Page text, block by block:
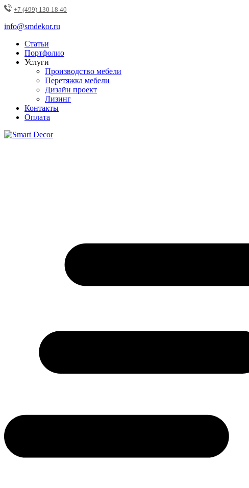
+7 (499) 130 18 40
info@smdekor.ru
Статьи
Портфолио
Услуги
Производство мебели
Перетяжка мебели
Дизайн проект
Лизинг
Контакты
Оплата